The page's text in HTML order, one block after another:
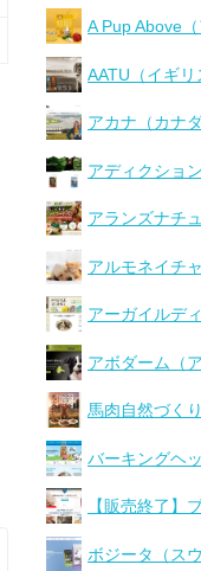
A Pup Above（
AATU（イギリ
アカナ（カナダ
アディクショ
アランズナチ
アルモネイチ
アーガイルデ
アボダーム（
馬肉自然づく
バーキングヘ
【販売終了】
ボジータ（ス